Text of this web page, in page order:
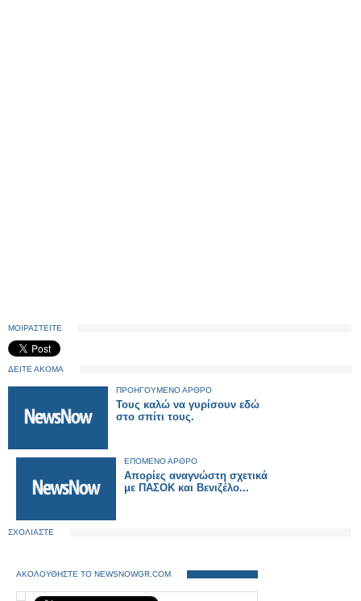
ΜΟΙΡΑΣΤΕΙΤΕ
ΔΕΙΤΕ ΑΚΟΜΑ
ΠΡΟΗΓΟΥΜΕΝΟ ΑΡΘΡΟ
Τους καλώ να γυρίσουν εδώ
στο σπίτι τους.
ΕΠΟΜΕΝΟ ΑΡΘΡΟ
Απορίες αναγνώστη σχετικά
με ΠΑΣΟΚ και Βενιζέλο...
ΣΧΟΛΙΑΣΤΕ
ΑΚΟΛΟΥΘΗΣΤΕ ΤΟ NEWSNOWGR.COM